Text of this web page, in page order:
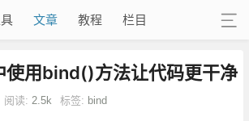
文章 教程 栏目
用bind()方法让代码更干净
阅读: 2.5k 标签: bind